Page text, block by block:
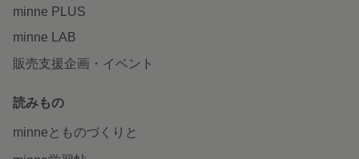
minne PLUS
minne LAB
販売支援企画・イベント
読みもの
minneとものづくりと